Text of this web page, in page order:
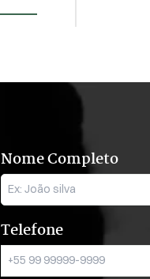
Nome Completo
Telefone